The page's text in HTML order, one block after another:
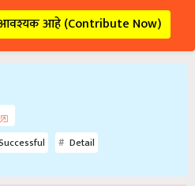
आहे (Contribute Now)
Detail